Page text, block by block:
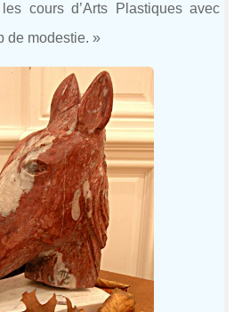
cours d’Arts Plastiques avec
de modestie. »